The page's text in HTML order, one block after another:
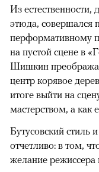
Из естественности,
этюда, совершался
перформативному
на пустой сцене в
Шишкин
центр корявое
итоге выйти на
мастерством, а как
Бутусовский стиль
отчетливо: в том,
желание режиссера